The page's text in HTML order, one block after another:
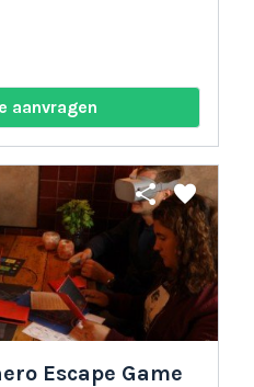
aanvragen
share favorite
Escape Game